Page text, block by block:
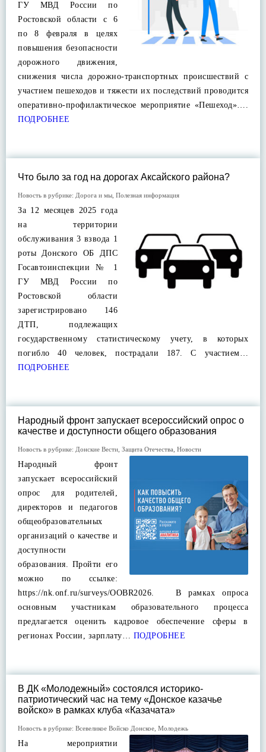
ГУ МВД России по
Ростовской области с 6
по 8 февраля в целях
повышения безопасности
дорожного движения,
снижения числа дорожно-транспортных происшествий с
участием пешеходов и тяжести их последствий проводится
оперативно-профилактическое мероприятие «Пешеход»….
ПОДРОБНЕЕ
Что было за год на дорогах Аксайского района?
Новость в рубрике: Дорога и мы Полезная информация
За 12 месяцев 2025 года
на территории
обслуживания 3 взвода 1
роты Донского ОБ ДПС
Госавтоинспекции № 1
ГУ МВД России по
Ростовской области
зарегистрировано 146
ДТП, подлежащих
государственному статистическому учету, в которых
погибло 40 человек, пострадали 187. С участием…
ПОДРОБНЕЕ
Народный фронт запускает всероссийский опрос о
качестве и доступности общего образования
Новость в рубрике: Донские Вести Защита Отечества Новости
Народный фронт
запускает всероссийский
опрос для родителей,
директоров и педагогов
общеобразовательных
организаций о качестве и
доступности
образования. Пройти его
можно по ссылке:
https://nk.onf.ru/surveys/OOBR2026. В рамках опроса
основным участникам образовательного процесса
предлагается оценить кадровое обеспечение сферы в
регионах России, зарплату… ПОДРОБНЕЕ
В ДК «Молодежный» состоялся историко-
патриотический час на тему «Донское казачье
войско» в рамках клуба «Казачата»
Новость в рубрике: Всевеликое Войско Донское Молодежь
На мероприятии